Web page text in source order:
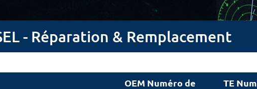
- Réparation & Remplacement
OEM Numéro de
TE